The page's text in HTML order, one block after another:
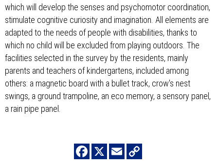
which will develop the senses and psychomotor coordination,
stimulate cognitive curiosity and imagination. All elements are
adapted to the needs of people with disabilities, thanks to
which no child will be excluded from playing outdoors. The
facilities selected in the survey by the residents, mainly
parents and teachers of kindergartens, included among
others: a magnetic board with a bullet track, crow's nest
swings, a ground trampoline, an eco memory, a sensory panel,
a rain pipe panel.